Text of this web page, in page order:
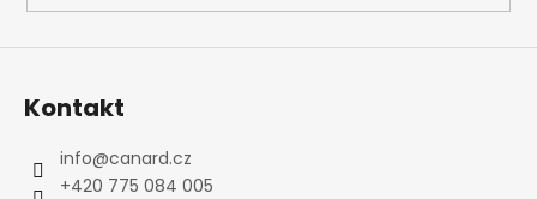
Kontakt
info@canard.cz
+420 775 084 005